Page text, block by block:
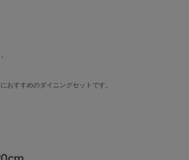
おすすめのダイニングセットです。